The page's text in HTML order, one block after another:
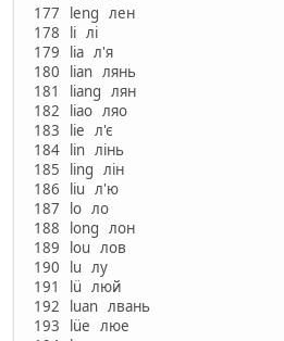
177 leng лен
178 li лі
179 lia л'я
180 lian лянь
181 liang лян
182 liao ляо
183 lie л'є
184 lin лінь
185 ling лін
186 liu л'ю
187 lo ло
188 long лон
189 lou лов
190 lu лу
191 lü люй
192 luan лвань
193 lüe люе